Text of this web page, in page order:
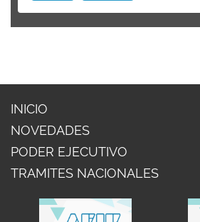
INICIO
NOVEDADES
PODER EJECUTIVO
TRAMITES NACIONALES